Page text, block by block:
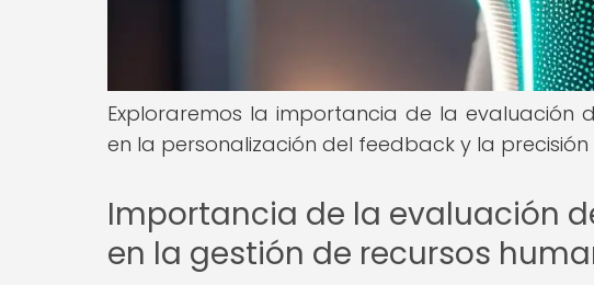
Exploraremos la importancia de la evaluación
en la personalización del feedback y la precisión
Importancia de la evaluación
en la gestión de recursos